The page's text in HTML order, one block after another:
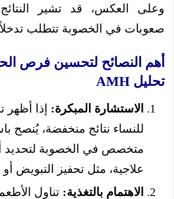
وعلى العكس، قد تشير
صعوبات في الخصوبة تتطلب تدخلاً
أهم النصائح لتحسين فرص
تحليل AMH
الاستشارة المبكرة:
للنساء نتائج منخفضة، يُنصح
متخصص في الخصوبة
علاجية، مثل تحفيز التبويض أو
الاهتمام بالتغذية: تناول